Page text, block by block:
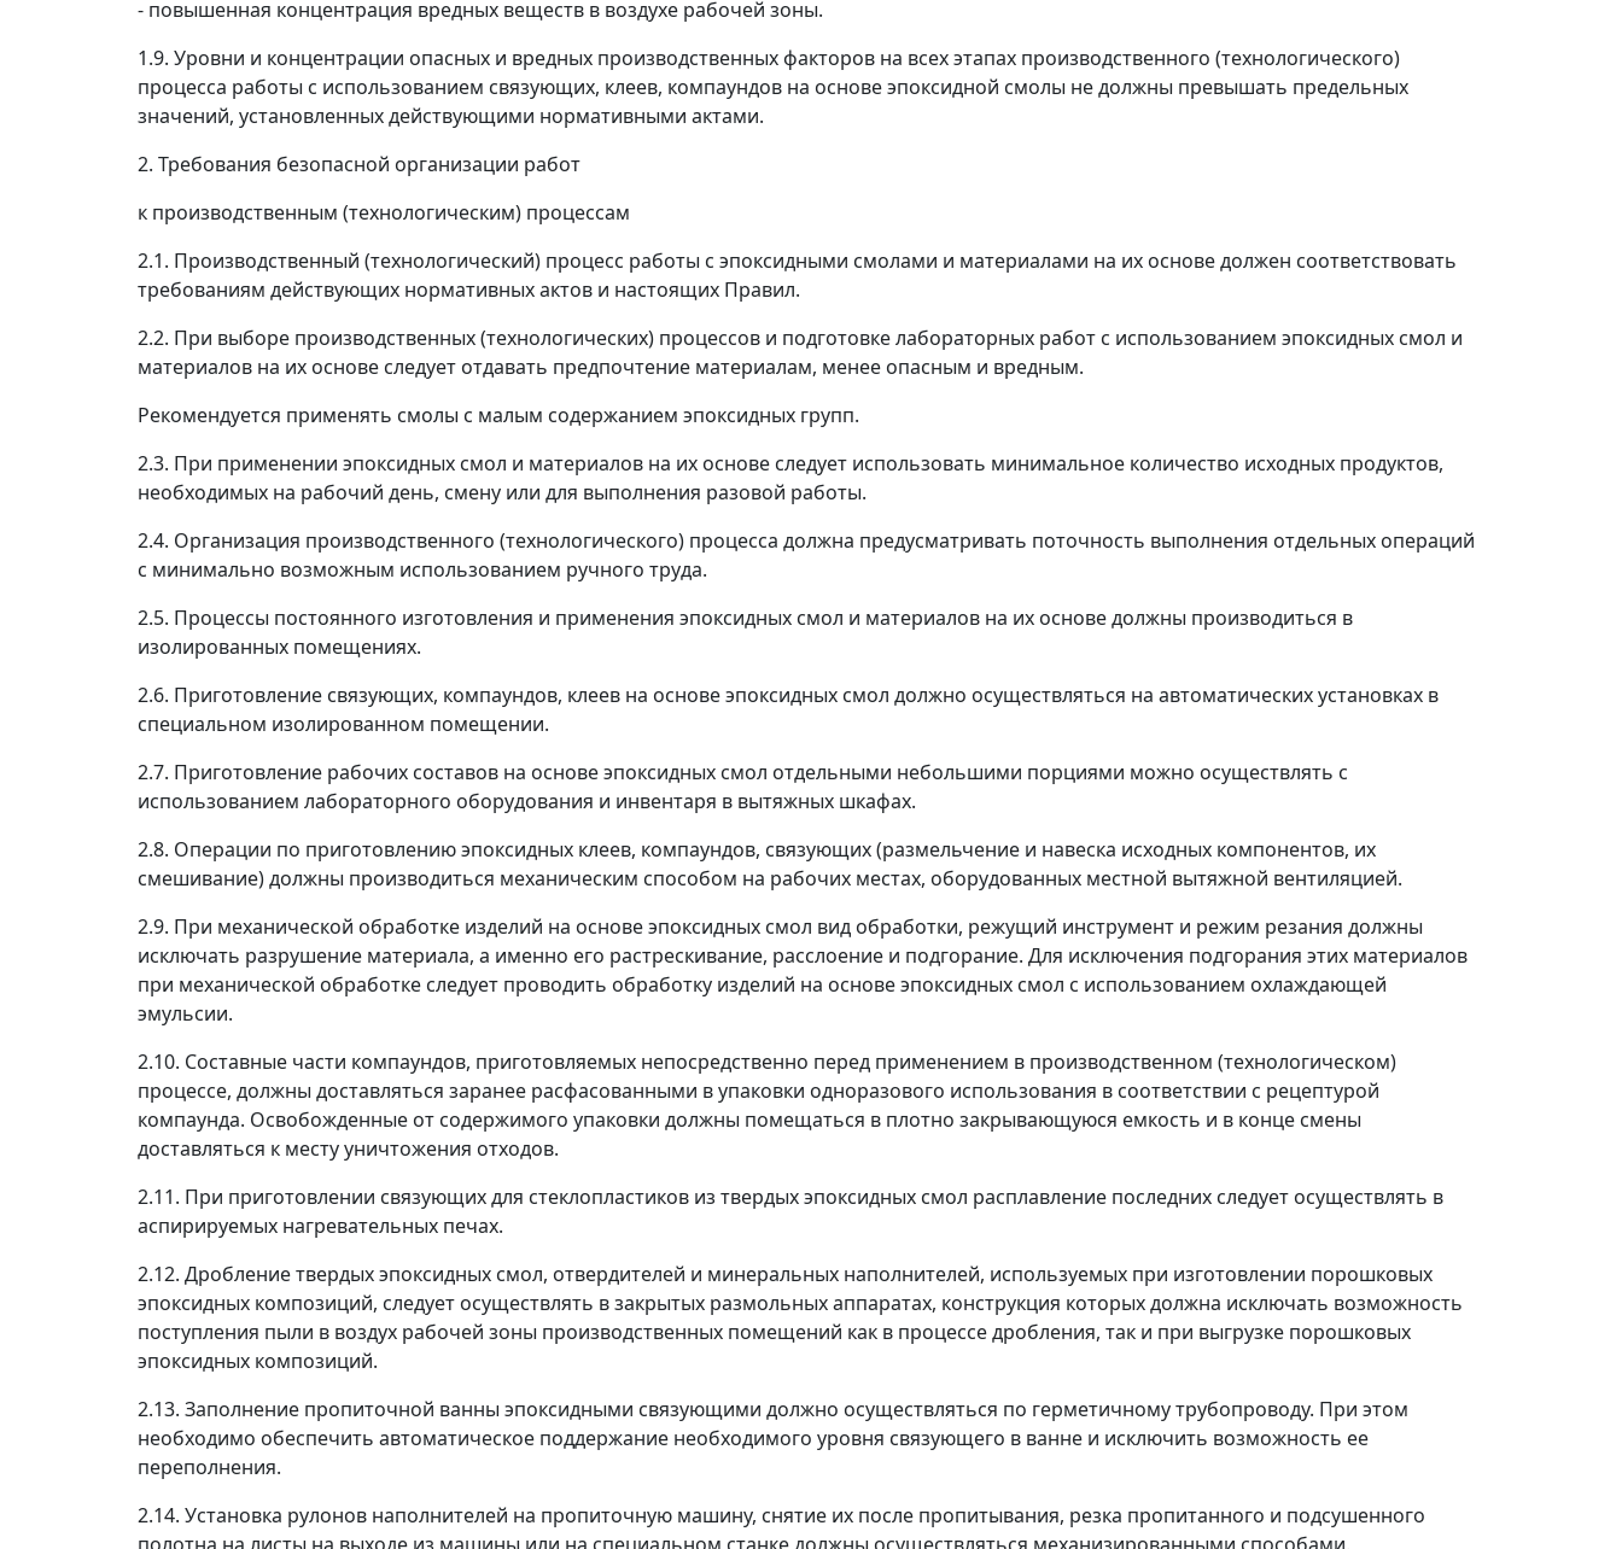
- повышенная концентрация вредных веществ в воздухе рабочей зоны.
1.9. Уровни и концентрации опасных и вредных производственных факторов на всех этапах производственного (технологического)
процесса работы с использованием связующих, клеев, компаундов на основе эпоксидной смолы не должны превышать предельных
значений, установленных действующими нормативными актами.
2. Требования безопасной организации работ
к производственным (технологическим) процессам
2.1. Производственный (технологический) процесс работы с эпоксидными смолами и материалами на их основе должен соответствовать
требованиям действующих нормативных актов и настоящих Правил.
2.2. При выборе производственных (технологических) процессов и подготовке лабораторных работ с использованием эпоксидных смол и
материалов на их основе следует отдавать предпочтение материалам, менее опасным и вредным.
Рекомендуется применять смолы с малым содержанием эпоксидных групп.
2.3. При применении эпоксидных смол и материалов на их основе следует использовать минимальное количество исходных продуктов,
необходимых на рабочий день, смену или для выполнения разовой работы.
2.4. Организация производственного (технологического) процесса должна предусматривать поточность выполнения отдельных операций
с минимально возможным использованием ручного труда.
2.5. Процессы постоянного изготовления и применения эпоксидных смол и материалов на их основе должны производиться в
изолированных помещениях.
2.6. Приготовление связующих, компаундов, клеев на основе эпоксидных смол должно осуществляться на автоматических установках в
специальном изолированном помещении.
2.7. Приготовление рабочих составов на основе эпоксидных смол отдельными небольшими порциями можно осуществлять с
использованием лабораторного оборудования и инвентаря в вытяжных шкафах.
2.8. Операции по приготовлению эпоксидных клеев, компаундов, связующих (размельчение и навеска исходных компонентов, их
смешивание) должны производиться механическим способом на рабочих местах, оборудованных местной вытяжной вентиляцией.
2.9. При механической обработке изделий на основе эпоксидных смол вид обработки, режущий инструмент и режим резания должны
исключать разрушение материала, а именно его растрескивание, расслоение и подгорание. Для исключения подгорания этих материалов
при механической обработке следует проводить обработку изделий на основе эпоксидных смол с использованием охлаждающей
эмульсии.
2.10. Составные части компаундов, приготовляемых непосредственно перед применением в производственном (технологическом)
процессе, должны доставляться заранее расфасованными в упаковки одноразового использования в соответствии с рецептурой
компаунда. Освобожденные от содержимого упаковки должны помещаться в плотно закрывающуюся емкость и в конце смены
доставляться к месту уничтожения отходов.
2.11. При приготовлении связующих для стеклопластиков из твердых эпоксидных смол расплавление последних следует осуществлять в
аспирируемых нагревательных печах.
2.12. Дробление твердых эпоксидных смол, отвердителей и минеральных наполнителей, используемых при изготовлении порошковых
эпоксидных композиций, следует осуществлять в закрытых размольных аппаратах, конструкция которых должна исключать возможность
поступления пыли в воздух рабочей зоны производственных помещений как в процессе дробления, так и при выгрузке порошковых
эпоксидных композиций.
2.13. Заполнение пропиточной ванны эпоксидными связующими должно осуществляться по герметичному трубопроводу. При этом
необходимо обеспечить автоматическое поддержание необходимого уровня связующего в ванне и исключить возможность ее
переполнения.
2.14. Установка рулонов наполнителей на пропиточную машину, снятие их после пропитывания, резка пропитанного и подсушенного